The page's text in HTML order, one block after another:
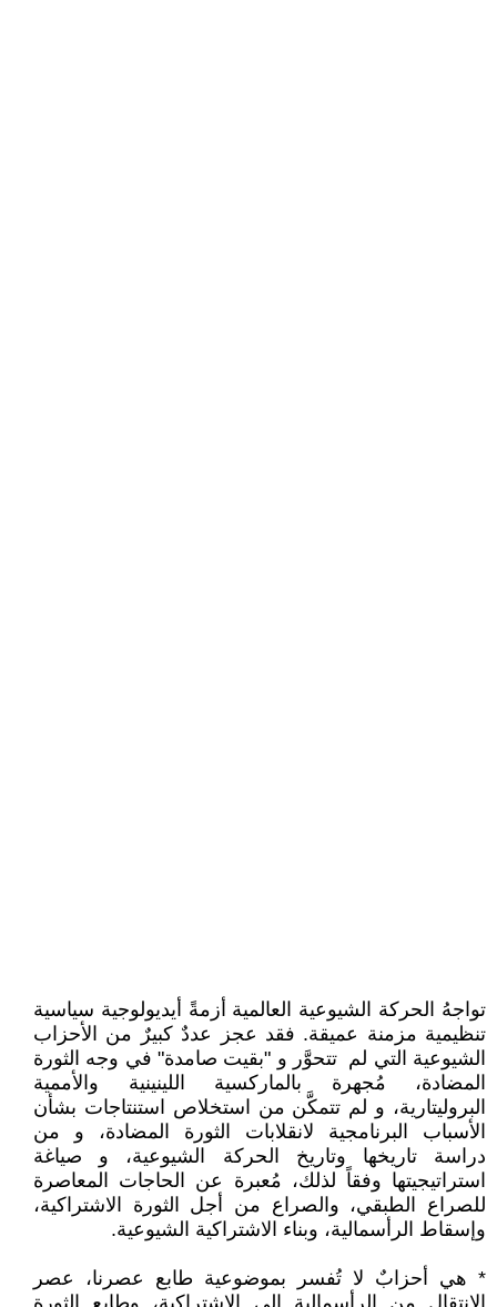
تواجهُ الحركة الشيوعية العالمية أزمةً أيديولوجية سياسية
تنظيمية مزمنة عميقة. فقد عجز عددٌ كبيرٌ من الأحزاب
الشيوعية التي لم تتحوَّر و "بقيت صامدة" في وجه الثورة
المضادة، مُجهرة بالماركسية اللينينية والأممية
البروليتارية، و لم تتمكَّن من استخلاص استنتاجات بشأن
الأسباب البرنامجية لانقلابات الثورة المضادة، و من
دراسة تاريخها وتاريخ الحركة الشيوعية، و صياغة
استراتيجيتها وفقاً لذلك، مُعبرة عن الحاجات المعاصرة
للصراع الطبقي، والصراع من أجل الثورة الاشتراكية،
وإسقاط الرأسمالية، وبناء الاشتراكية الشيوعية.
* هي أحزابٌ لا تُفسر بموضوعية طابع عصرنا، عصر